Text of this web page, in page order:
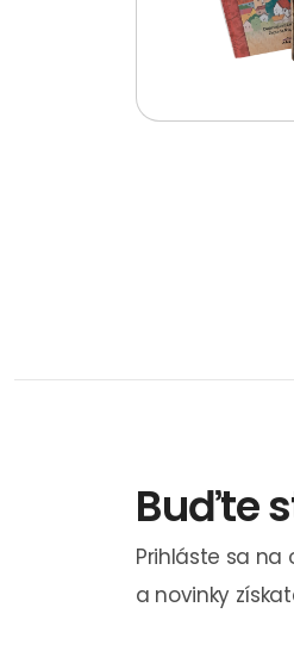
Buďte
Prihláste sa na
a novinky